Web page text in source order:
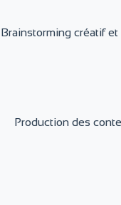
Brainstorming créatif
Production des